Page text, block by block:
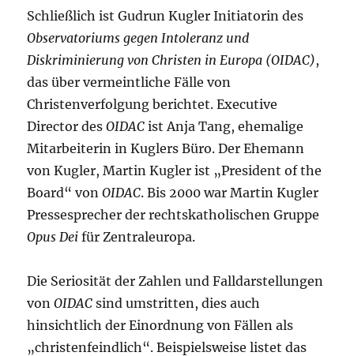
Schließlich ist Gudrun Kugler Initiatorin des
Observatoriums gegen Intoleranz und
Diskriminierung von Christen in Europa (OIDAC),
das über vermeintliche Fälle von
Christenverfolgung berichtet. Executive
Director desOIDAC ist Anja Tang, ehemalige
Mitarbeiterin in Kuglers Büro. Der Ehemann
von Kugler, Martin Kugler ist „President of the
Board“ vonOIDAC. Bis 2000 war Martin Kugler
Pressesprecher der rechtskatholischen Gruppe
Opus Dei für Zentraleuropa.
Die Seriosität der Zahlen und Falldarstellungen
vonOIDAC sind umstritten, dies auch
hinsichtlich der Einordnung von Fällen als
„christenfeindlich“. Beispielsweise listet das